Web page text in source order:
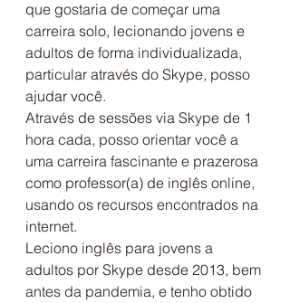
que gostaria de começar uma
carreira solo, lecionando jovens e
adultos de forma individualizada,
particular através do Skype, posso
ajudar você.
Através de sessões via Skype de 1
hora cada, posso orientar você a
uma carreira fascinante e prazerosa
como professor(a) de inglês online,
usando os recursos encontrados na
internet.
Leciono inglês para jovens a
adultos por Skype desde 2013, bem
antes da pandemia, e tenho obtido